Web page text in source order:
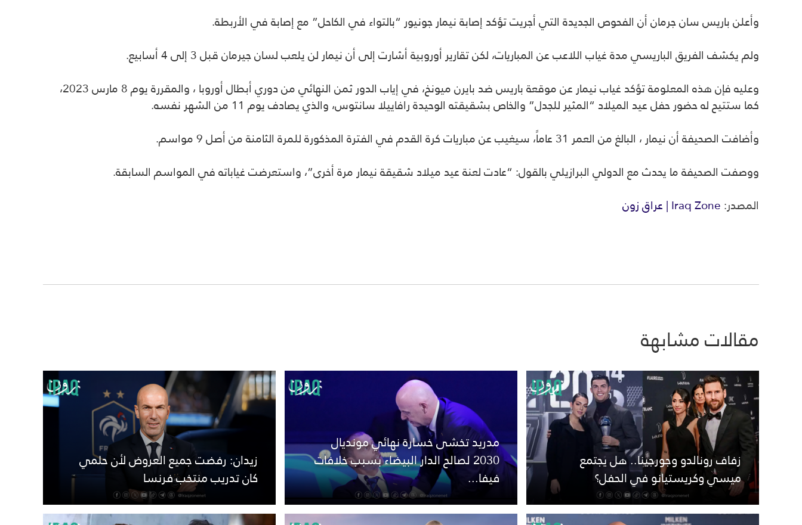
وأعلن باريس سان جرمان أن الفحوص الجديدة التي أجريت تؤكد إصابة نيمارجونيور “بالتواء في الكاحل” مع إصابة في الأربطة.
ولم يكشف الفريق الباريسي مدة غياب اللاعب عن المباريات، لكن تقارير أوروبية أشارت إلى أن نيمارلن يلعب لسان جيرمان قبل 3 إلى 4 أسابيع
.
وعليه فإن هذه المعلومة تؤكد غياب نيمارعن موقعة باريس ضد بايرن ميونخ، في إياب الدور ثمن النهائي من دوري أبطال أوروبا ، والمقررة يوم 8 مارس 2023،
كما ستتيح له حضور حفل عيد الميلاد “المثير للجدل” والخاص بشقيقته الوحيدة رافاييلا سانتوس، والذي يصادف يوم 11 من الشهر نفسه
.
وأضافت الصحيفة أن نيمار، البالغ من العمر 31 عاماً، سيغيب عن مباريات كرة القدم في الفترة المذكورة للمرة الثامنة من أصل 9 مواسم
.
ووصفت الصحيفة ما يحدث مع الدولي البرازيلي بالقول: “عادت لعنة عيد ميلاد شقيقة نيمارمرة أخرى”، واستعرضت غياباته في المواسم السابقة.
المصدر:Iraq Zone | عراق زون
مقالات مشابهة
زفاف رونالدو وجورجينا.. هل يجتمع
ميسي وكريستيانو في الحفل؟
مدريد تخشى خسارة نهائي مونديال
2030 لصالح الدار البيضاء بسبب خلافات
فيفا...
زيدان: رفضت جميع العروض لأن حلمي
كان تدريب منتخب فرنسا